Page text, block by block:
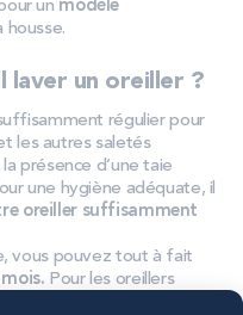
un modèle
housse.
laver un oreiller ?
régulier pour
les autres saletés
présence d’une taie
une hygiène adéquate, il
oreiller suffisamment
vous pouvez tout à fait
Pour les oreillers
forme, préférez espacer